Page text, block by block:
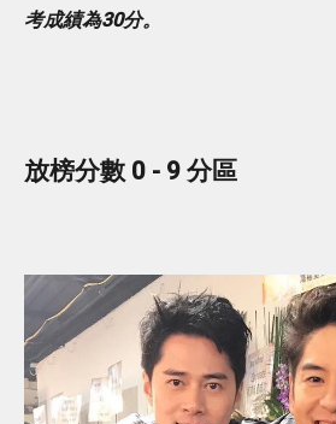
考成績為30分。
放榜分數 0 - 9 分區